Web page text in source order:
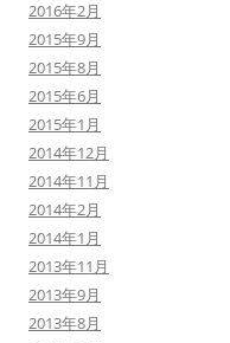
2016年2月
2015年9月
2015年8月
2015年6月
2015年1月
2014年12月
2014年11月
2014年2月
2014年1月
2013年11月
2013年9月
2013年8月